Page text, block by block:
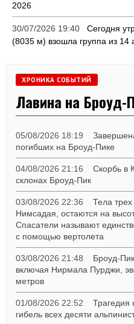
2026
30/07/2026 19:40
Сегодня
(8035 м) взошла группа из 14
ХРОНИКА СОБЫТИЙ
Лавина на Броуд-
05/08/2026 18:19
погибших на Броуд-Пике
04/08/2026 21:16
Скорбь в
склонах Броуд-Пик
03/08/2026 22:36
Тела
Нимсадая, остаются на
Спасатели называют
с помощью вертолета
03/08/2026 21:48
Броуд-
включая Нирмала Пурджи,
метров
01/08/2026 22:52
Трагедия
гибель всех десяти